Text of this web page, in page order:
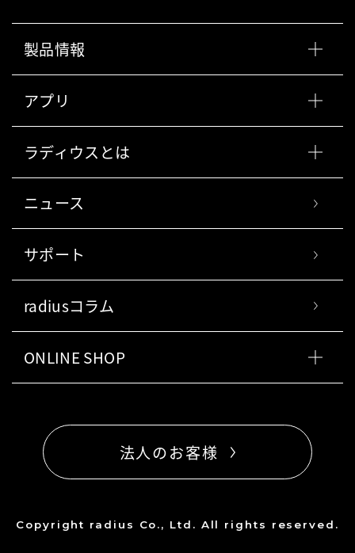
製品情報
アプリ
ラディウスとは
ニュース
サポート
radiusコラム
ONLINE SHOP
法人のお客様
Copyright radius Co., Ltd. All rights reserved.